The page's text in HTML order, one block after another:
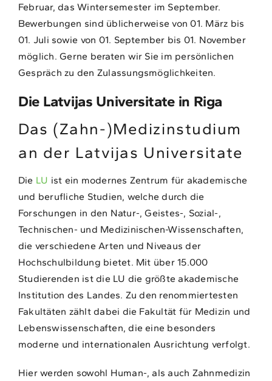
Februar, das Wintersemester im September.
Bewerbungen sind üblicherweise von 01. März bis
01. Juli sowie von 01. September bis 01. November
möglich. Gerne beraten wir Sie im persönlichen
Gespräch zu den Zulassungsmöglichkeiten.
Die Latvijas Universitate in Riga
Das (Zahn-)Medizinstudium
an der Latvijas Universitate
Die LU ist ein modernes Zentrum für akademische
und berufliche Studien, welche durch die
Forschungen in den Natur-, Geistes-, Sozial-,
Technischen- und Medizinischen-Wissenschaften,
die verschiedene Arten und Niveaus der
Hochschulbildung bietet. Mit über 15.000
Studierenden ist die LU die größte akademische
Institution des Landes. Zu den renommiertesten
Fakultäten zählt dabei die Fakultät für Medizin und
Lebenswissenschaften, die eine besonders
moderne und internationalen Ausrichtung verfolgt.
Hier werden sowohl Human-, als auch Zahnmedizin